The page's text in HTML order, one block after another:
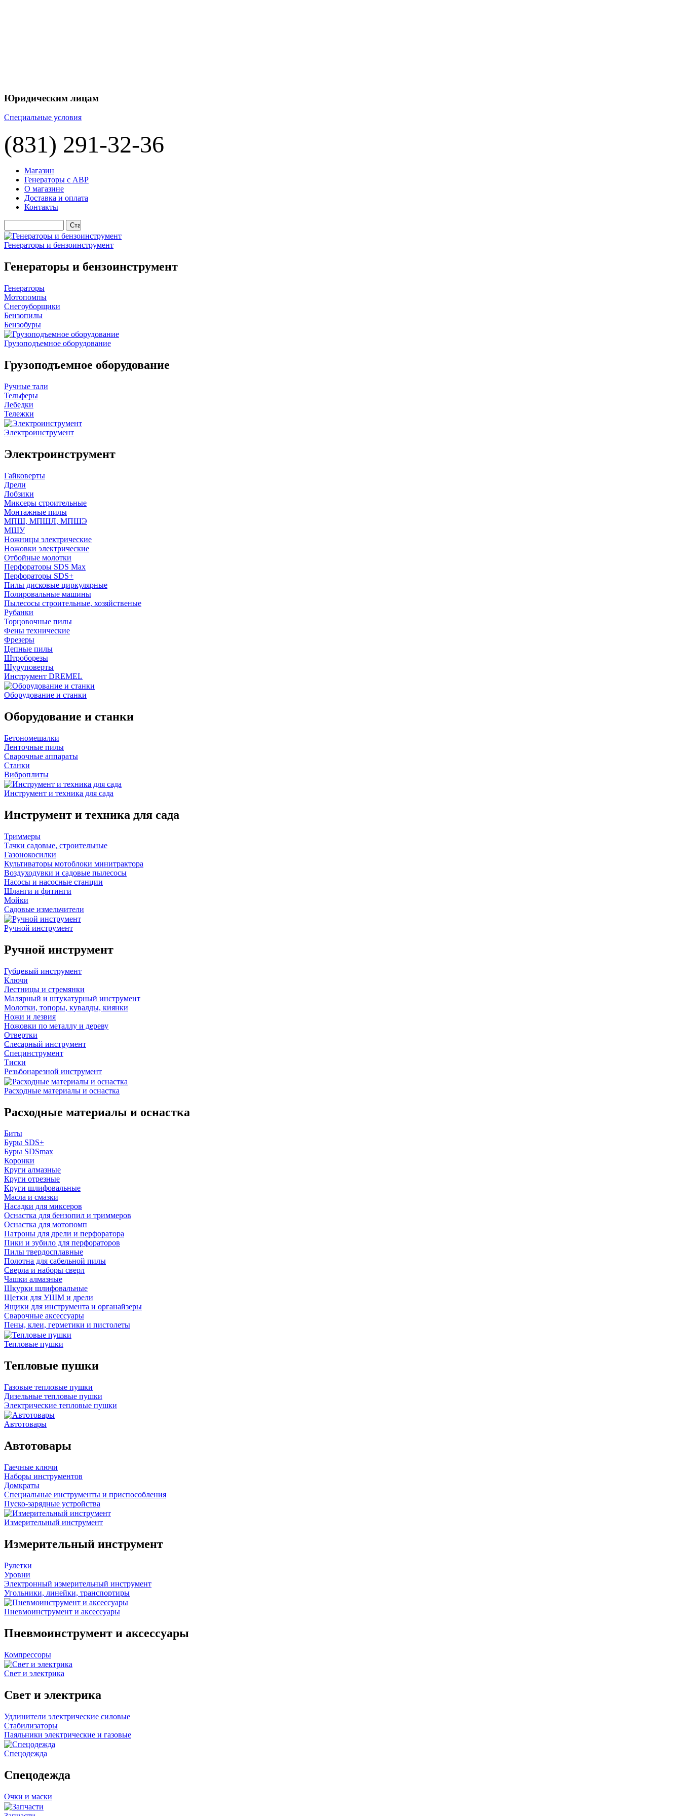
Юридическим лицам
Специальные условия
(831) 291-32-36
Магазин
Генераторы с АВР
О магазине
Доставка и оплата
Контакты
Генераторы и бензоинструмент
Генераторы и бензоинструмент
Генераторы
Мотопомпы
Снегоуборщики
Бензопилы
Бензобуры
Грузоподъемное оборудование
Грузоподъемное оборудование
Ручные тали
Тельферы
Лебедки
Тележки
Электроинструмент
Электроинструмент
Гайковерты
Дрели
Лобзики
Миксеры строительные
Монтажные пилы
МПШ, МПШЛ, МПШЭ
МШУ
Ножницы электрические
Ножовки электрические
Отбойные молотки
Перфораторы SDS Max
Перфораторы SDS+
Пилы дисковые циркулярные
Полировальные машины
Пылесосы строительные, хозяйственые
Рубанки
Торцовочные пилы
Фены технические
Фрезеры
Цепные пилы
Штроборезы
Шуруповерты
Инструмент DREMEL
Оборудование и станки
Оборудование и станки
Бетономешалки
Ленточные пилы
Сварочные аппараты
Станки
Виброплиты
Инструмент и техника для сада
Инструмент и техника для сада
Триммеры
Тачки садовые, строительные
Газонокосилки
Культиваторы мотоблоки минитрактора
Воздуходувки и садовые пылесосы
Насосы и насосные станции
Шланги и фитинги
Мойки
Садовые измельчители
Ручной инструмент
Ручной инструмент
Губцевый инструмент
Ключи
Лестницы и стремянки
Малярный и штукатурный инструмент
Молотки, топоры, кувалды, киянки
Ножи и лезвия
Ножовки по металлу и дереву
Отвертки
Слесарный инструмент
Специнструмент
Тиски
Резьбонарезной инструмент
Расходные материалы и оснастка
Расходные материалы и оснастка
Биты
Буры SDS+
Буры SDSmax
Коронки
Круги алмазные
Круги отрезные
Круги шлифовальные
Масла и смазки
Насадки для миксеров
Оснастка для бензопил и триммеров
Оснастка для мотопомп
Патроны для дрели и перфоратора
Пики и зубило для перфораторов
Пилы твердосплавные
Полотна для сабельной пилы
Сверла и наборы сверл
Чашки алмазные
Шкурки шлифовальные
Щетки для УШМ и дрели
Ящики для инструмента и органайзеры
Сварочные аксессуары
Пены, клеи, герметики и пистолеты
Тепловые пушки
Тепловые пушки
Газовые тепловые пушки
Дизельные тепловые пушки
Электрические тепловые пушки
Автотовары
Автотовары
Гаечные ключи
Наборы инструментов
Домкраты
Специальные инструменты и приспособления
Пуско-зарядные устройства
Измерительный инструмент
Измерительный инструмент
Рулетки
Уровни
Электронный измерительный инструмент
Угольники, линейки, транспортиры
Пневмоинструмент и аксессуары
Пневмоинструмент и аксессуары
Компрессоры
Свет и электрика
Свет и электрика
Удлинители электрические силовые
Стабилизаторы
Паяльники электрические и газовые
Спецодежда
Спецодежда
Очки и маски